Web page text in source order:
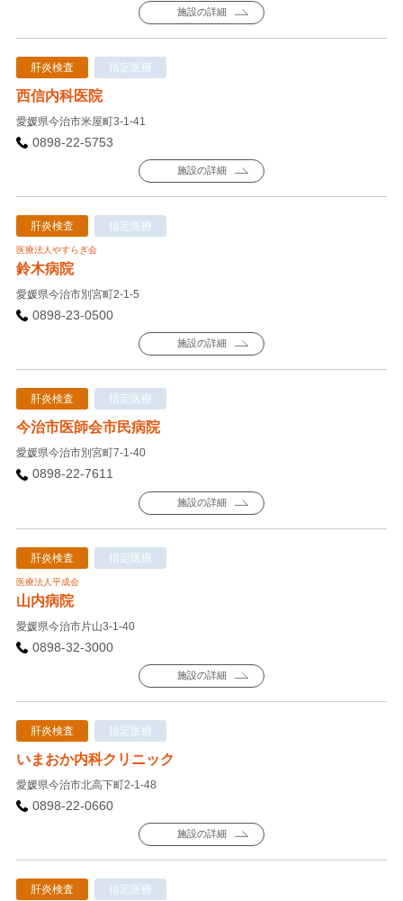
施設の詳細
肝炎検査 指定医療
西信内科医院
愛媛県今治市米屋町3-1-41
0898-22-5753
施設の詳細
肝炎検査 指定医療
医療法人やすらぎ会
鈴木病院
愛媛県今治市別宮町2-1-5
0898-23-0500
施設の詳細
肝炎検査 指定医療
今治市医師会市民病院
愛媛県今治市別宮町7-1-40
0898-22-7611
施設の詳細
肝炎検査 指定医療
医療法人平成会
山内病院
愛媛県今治市片山3-1-40
0898-32-3000
施設の詳細
肝炎検査 指定医療
いまおか内科クリニック
愛媛県今治市北高下町2-1-48
0898-22-0660
施設の詳細
肝炎検査 指定医療